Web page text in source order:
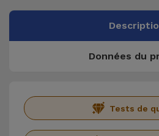
Données du
Tests de